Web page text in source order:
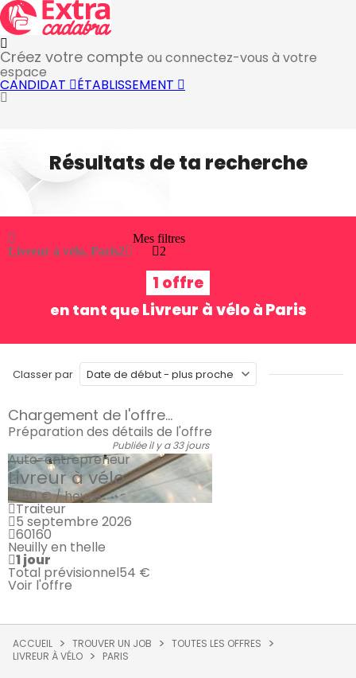
Créez votre compte ou connectez-vous à votre
espace
CANDIDAT ÉTABLISSEMENT
Résultats de ta recherche
Livreur à vélo, Paris2
Mes filtres
2
1 offre
en tant que Livreur à vélo à Paris
Classer par
Chargement de l'offre...
Préparation des détails de l'offre
Publiée il y a 33 jours
Auto-entrepreneur
Livreur à vélo
13.50 € / heure
Traiteur
5 septembre 2026
60160
Neuilly en thelle
1 jour
Total prévisionnel54 €
Voir l'offre
ACCUEIL TROUVER UN JOB
TOUTES LES OFFRES
LIVREUR À VÉLO
PARIS